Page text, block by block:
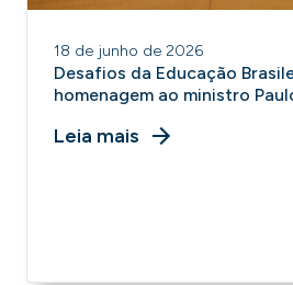
18 de junho de 2026
Desafios da Educação
homenagem ao ministro
Leia mais